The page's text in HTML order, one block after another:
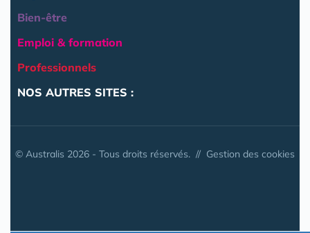
Bien-être
Emploi & formation
Professionnels
NOS AUTRES SITES :
© Australis 2026 - Tous droits réservés. // Gestion des cookies